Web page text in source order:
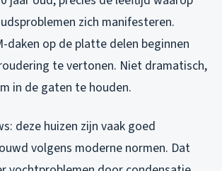
zich manifesteren.
daken op de platte delen beginnen
te vertonen. Niet dramatisch,
in de gaten te houden.
deze huizen zijn vaak goed
volgens moderne normen. Dat